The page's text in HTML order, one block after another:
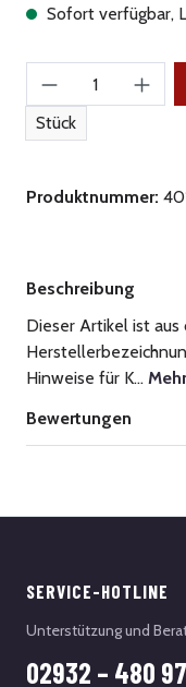
Sofort verfügbar,
Produkt
Stück
Produktnummer:
Beschreibung
Dieser Artikel ist
Hinweise für K… Mehr
Bewertungen
SERVICE-HOTLINE
Unterstützung und
02932 – 480